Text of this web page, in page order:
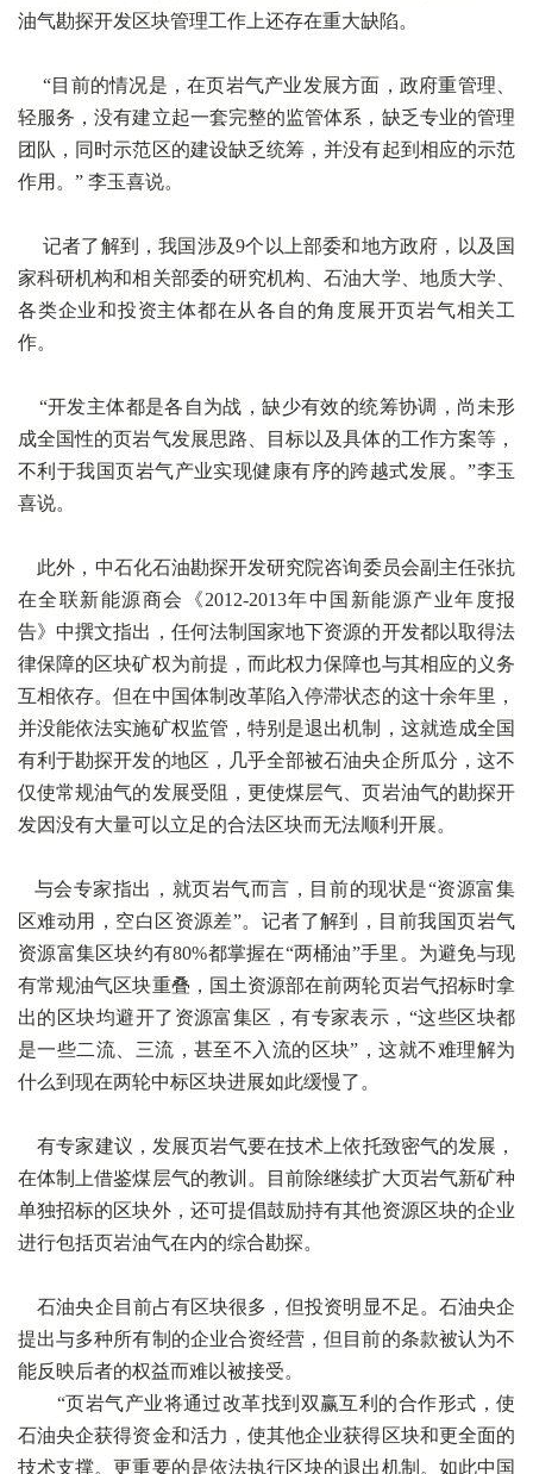
油气勘探开发区块管理工作上还存在重大缺陷。
“目前的情况是，在页岩气产业发展方面，政府重管理、
轻服务，没有建立起一套完整的监管体系，缺乏专业的管理
团队，同时示范区的建设缺乏统筹，并没有起到相应的示范
作用。” 李玉喜说。
记者了解到，我国涉及9个以上部委和地方政府，以及国
家科研机构和相关部委的研究机构、石油大学、地质大学、
各类企业和投资主体都在从各自的角度展开页岩气相关工
作。
“开发主体都是各自为战，缺少有效的统筹协调，尚未形
成全国性的页岩气发展思路、目标以及具体的工作方案等，
不利于我国页岩气产业实现健康有序的跨越式发展。”李玉
喜说。
此外，中石化石油勘探开发研究院咨询委员会副主任张抗
在全联新能源商会《2012-2013年中国新能源产业年度报
告》中撰文指出，任何法制国家地下资源的开发都以取得法
律保障的区块矿权为前提，而此权力保障也与其相应的义务
互相依存。但在中国体制改革陷入停滞状态的这十余年里，
并没能依法实施矿权监管，特别是退出机制，这就造成全国
有利于勘探开发的地区，几乎全部被石油央企所瓜分，这不
仅使常规油气的发展受阻，更使煤层气、页岩油气的勘探开
发因没有大量可以立足的合法区块而无法顺利开展。
与会专家指出，就页岩气而言，目前的现状是“资源富集
区难动用，空白区资源差”。记者了解到，目前我国页岩气
资源富集区块约有80%都掌握在“两桶油”手里。为避免与现
有常规油气区块重叠，国土资源部在前两轮页岩气招标时拿
出的区块均避开了资源富集区，有专家表示，“这些区块都
是一些二流、三流，甚至不入流的区块”，这就不难理解为
什么到现在两轮中标区块进展如此缓慢了。
有专家建议，发展页岩气要在技术上依托致密气的发展，
在体制上借鉴煤层气的教训。目前除继续扩大页岩气新矿种
单独招标的区块外，还可提倡鼓励持有其他资源区块的企业
进行包括页岩油气在内的综合勘探。
石油央企目前占有区块很多，但投资明显不足。石油央企
提出与多种所有制的企业合资经营，但目前的条款被认为不
能反映后者的权益而难以被接受。
“页岩气产业将通过改革找到双赢互利的合作形式，使
石油央企获得资金和活力，使其他企业获得区块和更全面的
技术支撑。更重要的是依法执行区块的退出机制。如此中国